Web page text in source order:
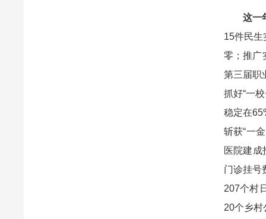
这一
15件民生
零；推广
第三届职
抓好“一
稳定在
斩获“一
医院建成
门诊挂号
207个村
20个乡村